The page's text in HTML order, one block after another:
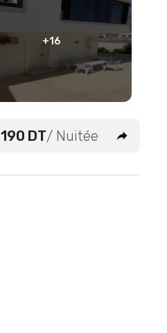
+16
190 DT/ Nuitée